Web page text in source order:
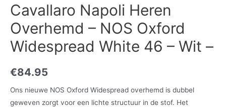
Cavallaro Napoli Heren
Overhemd – NOS Oxford
Widespread White 46 – Wit –
€84.95
Ons nieuwe NOS Oxford Widespread overhemd is dubbel
geweven zorgt voor een lichte structuur in de stof. Het